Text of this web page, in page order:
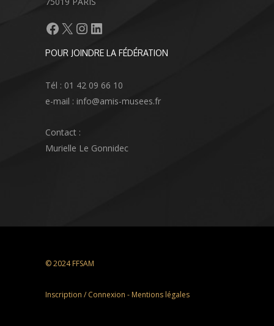
Facebook
X Instagram
LinkedIn
POUR JOINDRE LA FÉDÉRATION
Tél : 01 42 09 66 10
e-mail : info@amis-musees.fr
Contact :
Murielle Le Gonnidec
© 2024 FFSAM
Inscription / Connexion - Mentions légales